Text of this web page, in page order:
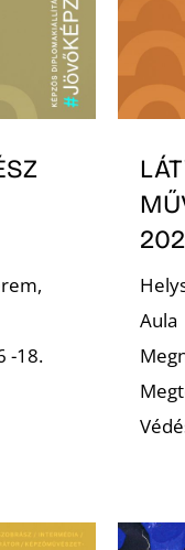
-18.
Aula